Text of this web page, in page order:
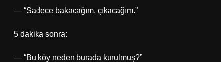
— “Sadece bakacağım, çıkacağım.”
5 dakika sonra:
— “Bu köy neden burada kurulmuş?”